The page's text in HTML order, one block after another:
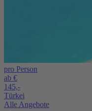
pro Person
ab €
145,-
Türkei
Alle Angebote